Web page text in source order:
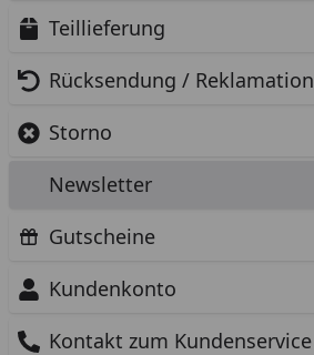
Teillieferung
Rücksendung / Reklamation
Storno
Newsletter
Gutscheine
Kundenkonto
Kontakt zum Kundenservice